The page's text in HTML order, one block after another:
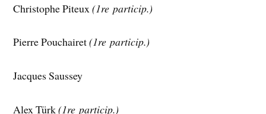
Christophe Piteux(1re particip.)
Pierre Pouchairet(1re particip.)
Jacques Saussey
Alex Türk(1re particip.)